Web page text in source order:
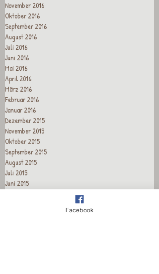
November 2016
Oktober 2016
September 2016
August 2016
Juli 2016
Juni 2016
Mai 2016
April 2016
März 2016
Februar 2016
Januar 2016
Dezember 2015
November 2015
Oktober 2015
September 2015
August 2015
Juli 2015
Juni 2015
Facebook